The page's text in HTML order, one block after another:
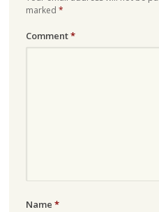
marked *
Comment*
Name *